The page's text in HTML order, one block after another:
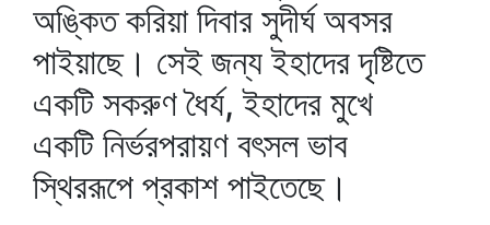
অঙ্কিত করিয়া দিবার সুদীর্ঘ অবসর
পাইয়াছে। সেই জন্য ইহাদের দৃষ্টিতে
একটি সকরুণ ধৈর্য, ইহাদের মুখে
একটি নির্ভরপরায়ণ বৎসল ভাব
স্থিররূপে প্রকাশ পাইতেছে।